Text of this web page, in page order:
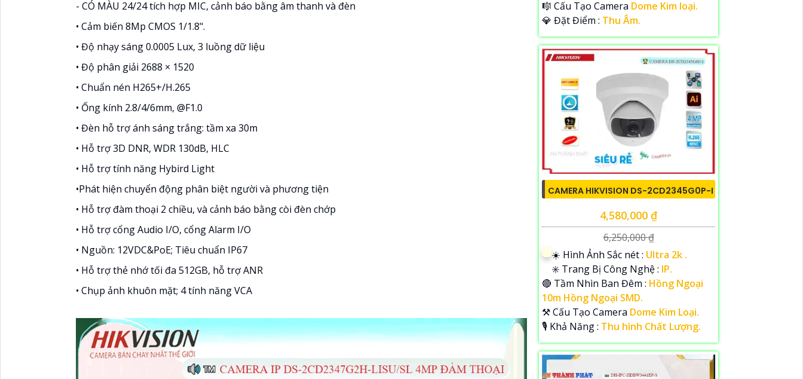
- CÓ MÀU 24/24 tích hợp MIC, cảnh báo bằng âm thanh và đèn
• Cảm biến 8Mp CMOS 1/1.8".
• Độ nhạy sáng 0.0005 Lux, 3 luồng dữ liệu
• Độ phân giải 2688 × 1520
• Chuẩn nén H265+/H.265
• Ống kính 2.8/4/6mm, @F1.0
• Đèn hỗ trợ ánh sáng trắng: tầm xa 30m
• Hỗ trợ 3D DNR, WDR 130dB, HLC
• Hỗ trợ tính năng Hybird Light
•Phát hiện chuyển động phân biệt người và phương tiện
• Hỗ trợ đàm thoại 2 chiều, và cảnh báo bằng còi đèn chớp
• Hỗ trợ cổng Audio I/O, cổng Alarm I/O
• Nguồn: 12VDC&PoE; Tiêu chuẩn IP67
• Hỗ trợ thẻ nhớ tối đa 512GB, hỗ trợ ANR
• Chụp ảnh khuôn mặt; 4 tính năng VCA
🎼️ Cấu Tạo Camera Dome Kim loại.
️💎 Đặt Điểm : Thu Âm.
CAMERA HIKVISION DS-2CD2345G0P-I
4,580,000 ₫
6,250,000 ₫
☀️ Hình Ảnh Sắc nét : Ultra 2k .
✳️ Trang Bị Công Nghệ : IP.
🔴 Tầm Nhìn Ban Đêm : Hồng Ngoại
10m Hồng Ngoại SMD.
⚒ Cấu Tạo Camera Dome Kim Loại.
️🎙 Khả Năng : Thu hình Chất Lượng.